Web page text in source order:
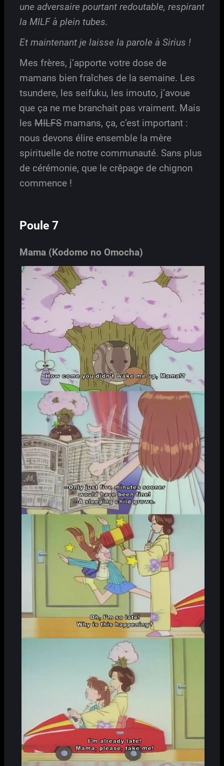
une adversaire pourtant redoutable, respirant
la MILF à plein tubes.
Et maintenant je laisse la parole à Sirius !
Mes frères, j’apporte votre dose de
mamans bien fraîches de la semaine. Les
tsundere, les seifuku, les imouto, j’avoue
que ça ne me branchait pas vraiment. Mais
les MILFS mamans, ça, c’est important :
nous devons élire ensemble la mère
spirituelle de notre communauté. Sans plus
de cérémonie, que le crêpage de chignon
commence !
Poule 7
Mama (Kodomo no Omocha)